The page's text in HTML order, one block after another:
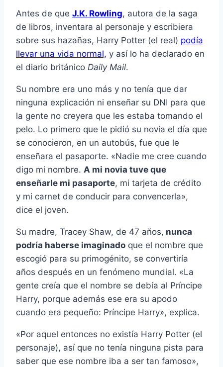
Antes de que J.K. Rowling, autora de la saga
de libros, inventara al personaje y escribiera
sobre sus hazañas, Harry Potter (el real) podí­a
llevar una vida normal, y así­ lo ha declarado en
el diario británico Daily Mail.
Su nombre era uno más y no tení­a que dar
ninguna explicación ni enseñar su DNI para que
la gente no creyera que les estaba tomando el
pelo. Lo primero que le pidió su novia el dí­a que
se conocieron, en un autobús, fue que le
enseñara el pasaporte. «Nadie me cree cuando
digo mi nombre. A mi novia tuve que
enseñarle mi pasaporte, mi tarjeta de crédito
y mi carnet de conducir para convencerla»,
dice el joven.
Su madre, Tracey Shaw, de 47 años, nunca
podrí­a haberse imaginado que el nombre que
escogió para su primogénito, se convertirí­a
años después en un fenómeno mundial. «La
gente creí­a que el nombre se debí­a al Prí­ncipe
Harry, porque además ese era su apodo
cuando era pequeño: Prí­ncipe Harry», explica.
«Por aquel entonces no existí­a Harry Potter (el
personaje), así­ que no tení­a ninguna pista para
saber que ese nombre iba a ser tan famoso»,